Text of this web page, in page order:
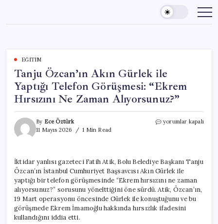
content
EĞITIM
Tanju Özcan’ın Akın Gürlek ile
Yaptığı Telefon Görüşmesi: “Ekrem
Hırsızını Ne Zaman Alıyorsunuz?”
By Ece Öztürk
11 Mayıs 2026
1 Min Read
Tanju
Yaptığı
Telefon
Görüşmesi:
“Ekrem
Hırsızını
Ne
Zaman
yorumlar kapalı
İktidar yanlısı gazeteci Fatih Atik, Bolu Belediye Başkanı Tanju
Özcan’ın İstanbul Cumhuriyet Başsavcısı Akın Gürlek ile
yaptığı bir telefon görüşmesinde “Ekrem hırsızını ne zaman
alıyorsunuz?” sorusunu yönelttiğini öne sürdü. Atik, Özcan’ın,
19 Mart operasyonu öncesinde Gürlek ile konuştuğunu ve bu
görüşmede Ekrem İmamoğlu hakkında hırsızlık ifadesini
kullandığını iddia etti.